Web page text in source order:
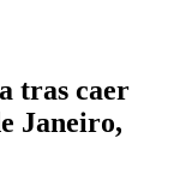
tras caer
Janeiro,